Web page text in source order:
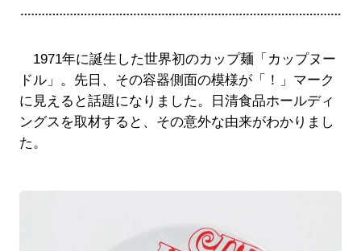
1971年に誕生した世界初のカップ麺「カップヌー
ドル」。先日、その容器側面の模様が「！」マーク
に見えると話題になりました。日清食品ホールディ
ングスを取材すると、その意外な由来がわかりまし
た。